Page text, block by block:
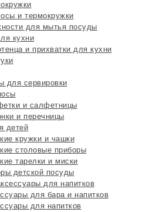
и термокружки
для мытья посуды
кухни
и прихватки для кухни
для сервировки
и салфетницы
и перечницы
детей
кружки и чашки
столовые приборы
тарелки и миски
детской посуды
для напитков
для бара и напитков
для напитков